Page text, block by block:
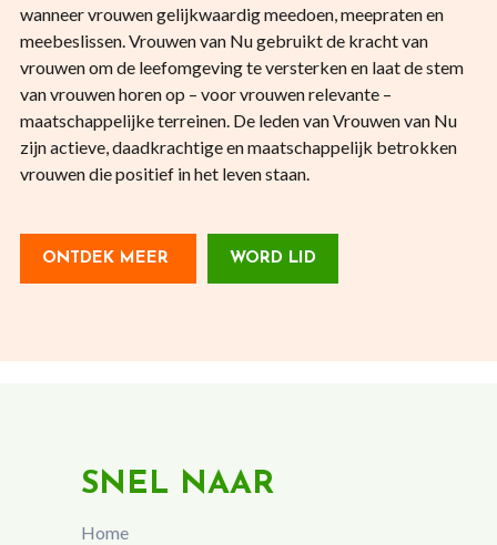
wanneer vrouwen gelijkwaardig meedoen, meepraten en
meebeslissen. Vrouwen van Nu gebruikt de kracht van
vrouwen om de leefomgeving te versterken en laat de stem
van vrouwen horen op – voor vrouwen relevante –
maatschappelijke terreinen. De leden van Vrouwen van Nu
zijn actieve, daadkrachtige en maatschappelijk betrokken
vrouwen die positief in het leven staan.
ONTDEK MEER WORD LID
SNEL NAAR
Home